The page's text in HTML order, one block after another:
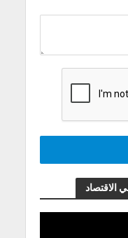
الاقتصاد